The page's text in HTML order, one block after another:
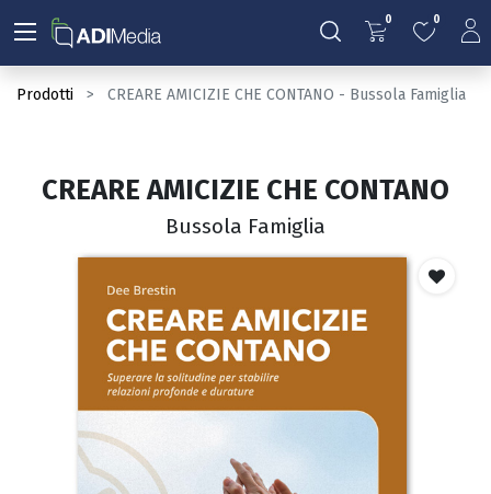
0 0
Prodotti CREARE AMICIZIE CHE CONTANO - Bussola Famiglia
CREARE AMICIZIE CHE CONTANO
Bussola Famiglia